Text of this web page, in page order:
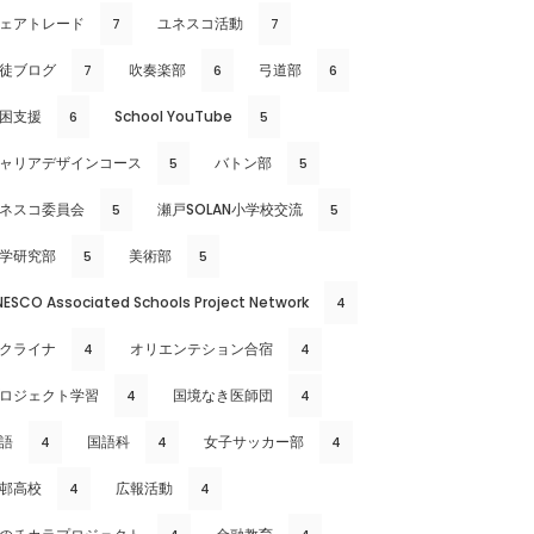
アトレード 7 ユネスコ活動 7
ブログ 7 吹奏楽部 6 弓道部 6
支援 6 School YouTube 5
リアデザインコース 5 バトン部 5
スコ委員会 5 瀬戸SOLAN小学校交流 5
研究部 5 美術部 5
Associated Schools Project Network 4
ライナ 4 オリエンテション合宿 4
ジェクト学習 4 国境なき医師団 4
4 国語科 4 女子サッカー部 4
高校 4 広報活動 4